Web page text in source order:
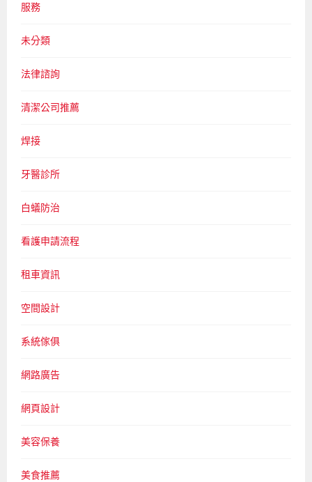
服務
未分類
法律諮詢
清潔公司推薦
焊接
牙醫診所
白蟻防治
看護申請流程
租車資訊
空間設計
系統傢俱
網路廣告
網頁設計
美容保養
美食推薦